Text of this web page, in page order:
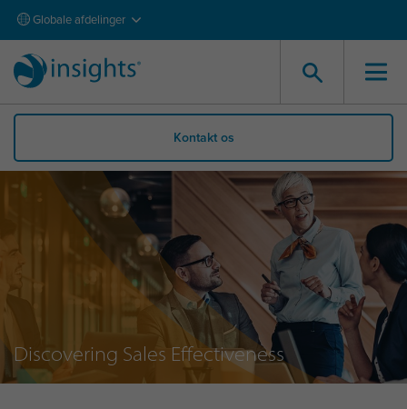
Globale afdelinger
Kontakt os
Discovering Sales Effectiveness